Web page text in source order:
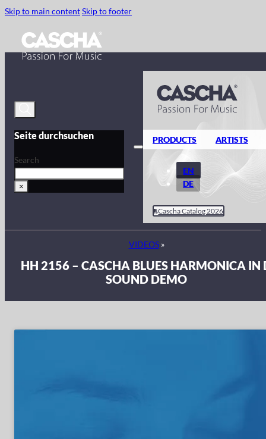
Skip to main contentSkip to footer
Seite durchsuchen
Search
×
PRODUCTS ARTISTS
EN
DE
Cascha Catalog 2026
VIDEOS»
HH 2156 – CASCHA BLUES HARMONICA IN
SOUND DEMO